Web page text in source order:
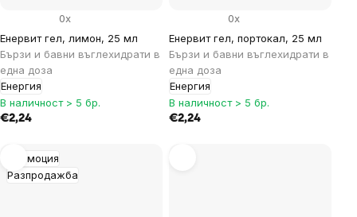
Енервит гел, лимон, 25 мл
Бързи и бавни въглехидрати в
една доза
Енергия
0x
В наличност > 5 бр.
€2,24
Енервит гел, портокал, 25 мл
Бързи и бавни въглехидрати в
една доза
Енергия
0x
В наличност > 5 бр.
€2,24
Промоция
Разпродажба